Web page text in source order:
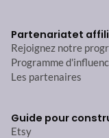
Partenariatet
Rejoignez notre
Programme
Les partenaires
Guide pour
Etsy